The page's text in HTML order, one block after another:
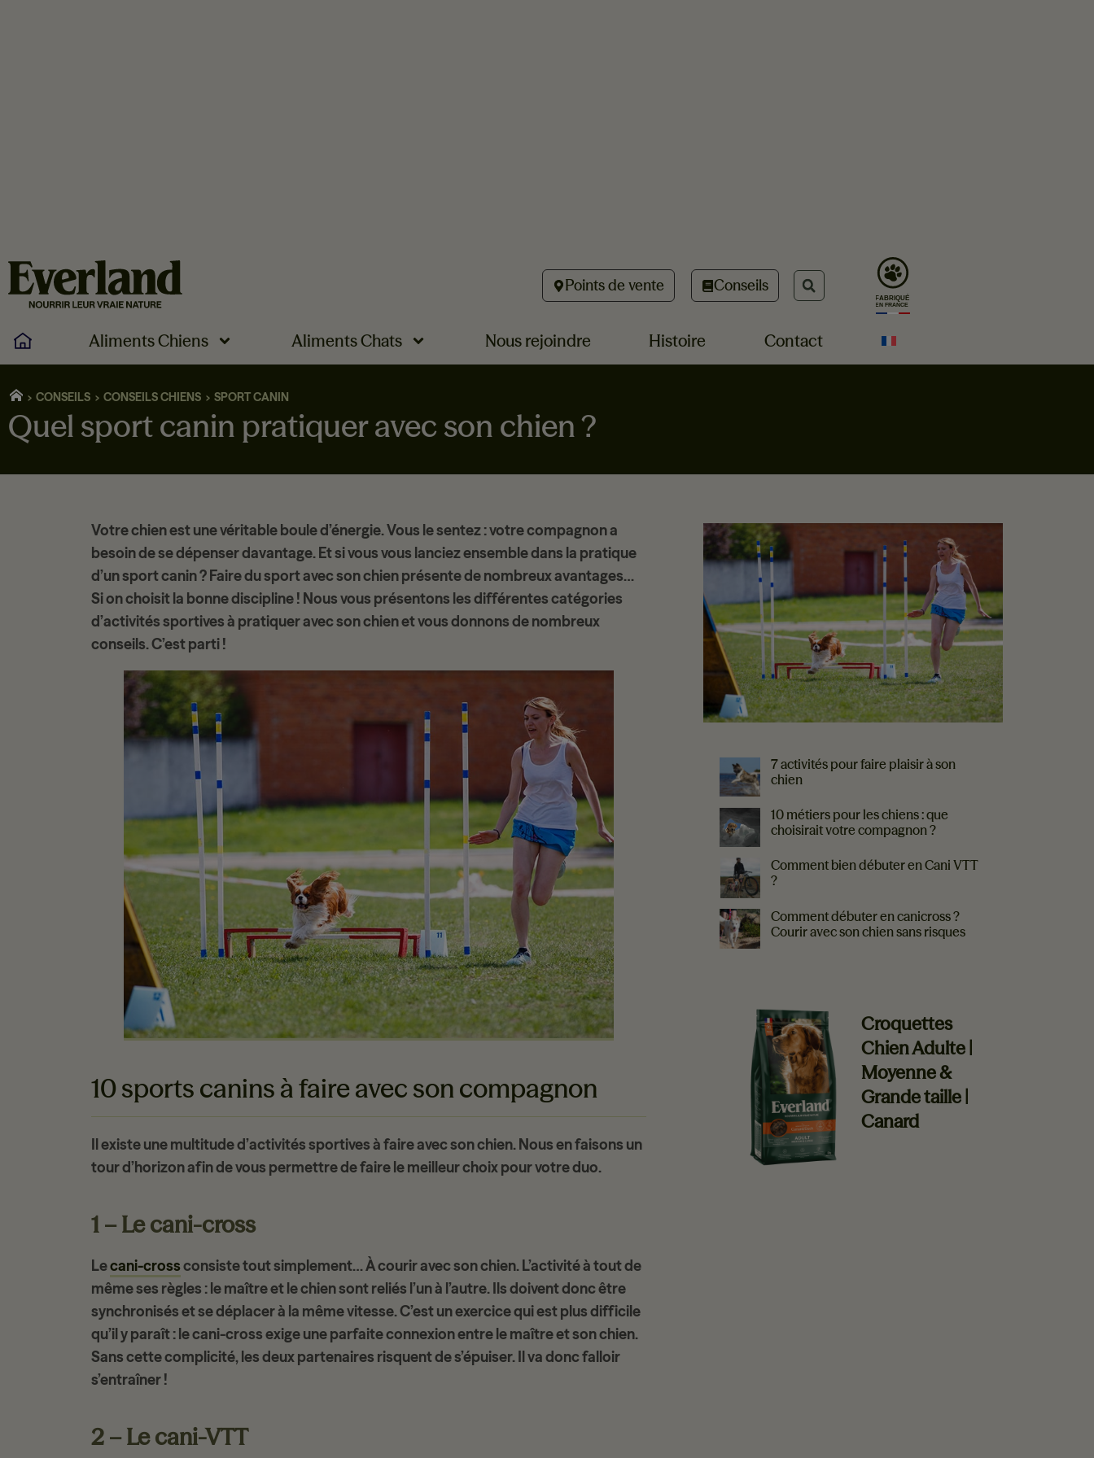
Points de vente Conseils
Aliments Chiens Aliments Chats Nous rejoindre Histoire Contact
CONSEILS CONSEILS CHIENS SPORT CANIN
Quel sport canin pratiquer avec son chien ?
Votre chien est une véritable boule d’énergie. Vous le sentez : votre compagnon a
besoin de se dépenser davantage. Et si vous vous lanciez ensemble dans la pratique
d’unsport canin? Faire du sport avec son chien présente de nombreux avantages…
Si on choisit la bonne discipline ! Nous vous présentons les différentes catégories
d’activités sportivesà pratiquer avec son chien et vous donnons de nombreux
conseils. C’est parti !
10 sports canins à faire avec son compagnon
Il existe une multitude d’activités sportives à faire avec son chien. Nous en faisons un
tour d’horizon afin de vous permettre de faire le meilleur choix pour votre duo.
1 – Le cani-cross
Lecani-crossconsiste tout simplement… Àcourir avec son chien. L’activité à tout de
même ses règles : le maître et le chien sont reliés l’un à l’autre. Ils doivent donc être
synchronisés et se déplacer à la même vitesse. C’est un exercice qui est plus difficile
qu’il y paraît : le cani-cross exige une parfaite connexion entre le maître et son chien.
Sans cette complicité, les deux partenaires risquent de s’épuiser. Il va donc falloir
s’entraîner !
2 – Le cani-VTT
7 activités pour faire plaisir à son
chien
10 métiers pour les chiens : que
choisirait votre compagnon ?
Comment bien débuter en Cani VTT
?
Comment débuter en canicross ?
Courir avec son chien sans risques
Croquettes
Chien Adulte |
Moyenne &
Grande taille |
Canard